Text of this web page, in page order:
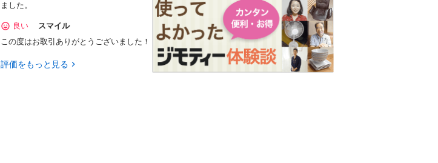
ました。
良い
スマイル
この度はお取引ありがとうございました！
評価をもっと見る